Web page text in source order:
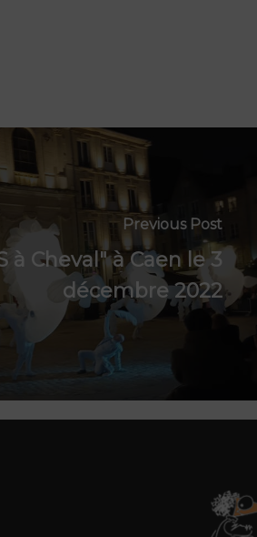
Previous Post
à Cheval" à Caen le 3
décembre 2022